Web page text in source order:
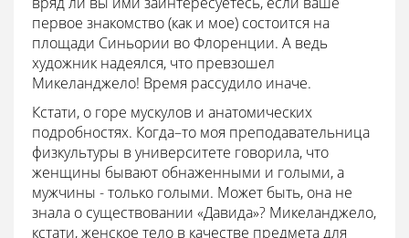
первое знакомство (как и мое) состоится на
площади Синьории во Флоренции. А ведь
художник надеялся, что превзошел
Микеланджело! Время рассудило иначе.
Кстати, о горе мускулов и анатомических
подробностях. Когда–то моя преподавательница
физкультуры в университете говорила, что
женщины бывают обнаженными и голыми, а
мужчины - только голыми. Может быть, она не
знала о существовании «Давида»? Микеланджело,
кстати, женское тело в качестве предмета для